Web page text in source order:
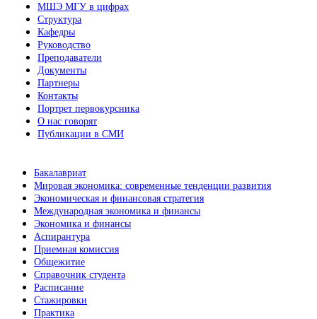
МШЭ МГУ в цифрах
Структура
Кафедры
Руководство
Преподаватели
Документы
Партнеры
Контакты
Портрет первокурсника
О нас говорят
Публикации в СМИ
Бакалавриат
Мировая экономика: современные тенденции развития
Экономическая и финансовая стратегия
Международная экономика и финансы
Экономика и финансы
Аспирантура
Приемная комиссия
Общежитие
Справочник студента
Расписание
Стажировки
Практика